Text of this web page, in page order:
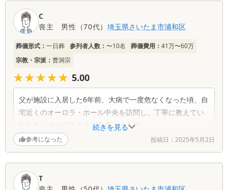
口
続きを見る
C
喪主
男性 （70代）埼玉県さいたま市浦和区
葬儀形式： 一日葬 参列者人数： 〜10名 葬儀費用： 41万〜60万
宗教・宗派： 曹洞宗
★★★★★
★★★★★ 5.00
父が施設に入居した6年前、大病で一度危なくなった頃、自
宅近くのオーロラ・ホール中央を訪問し、丁寧に教えてい
ただき「オーロラクラブ会員」に入会。
その後、新聞チラシにて情報収集し、昨年１１月に「アネ
ックスオーロラ三室（家族葬）」を知り、準備を決断。
父は昨年９月に、施設敬老会にて「百歳長寿」を祝ってい
ただき、本年１１月に施設から危ないと連絡が入り、至急
参考になった 投稿日： 2025年5月2日
T